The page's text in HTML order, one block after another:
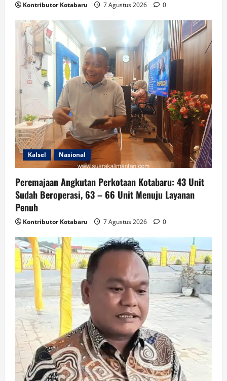
Kontributor Kotabaru 7 Agustus 2026 0
Kalsel Nasional
Peremajaan Angkutan Perkotaan Kotabaru: 43 Unit
Sudah Beroperasi, 63 – 66 Unit Menuju Layanan
Penuh
Kontributor Kotabaru 7 Agustus 2026 0